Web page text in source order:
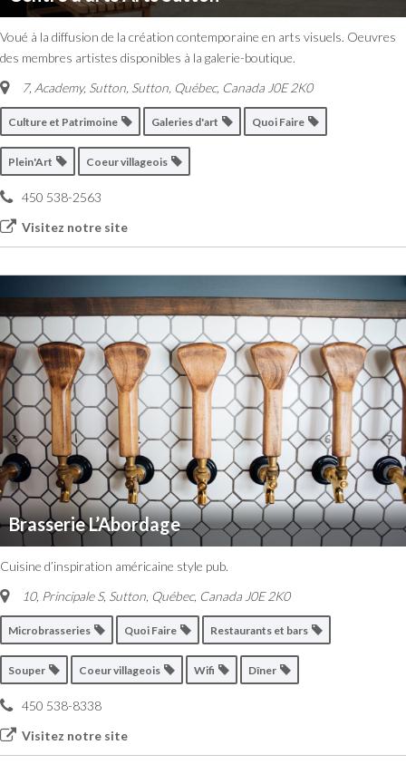
Voué à la diffusion de la création contemporaine en arts visuels. Oeuvres
des membres artistes disponibles à la galerie-boutique.
7, Academy, Sutton Sutton, Québec, Canada J0E 2K0
Culture et Patrimoine Galeries d'art Quoi Faire
Plein'Art Coeur villageois
450 538-2563
Visitez notre site
Brasserie L’Abordage
Cuisine d’inspiration américaine style pub.
10, Principale S, Sutton Québec, Canada J0E 2K0
Microbrasseries Quoi Faire Restaurants et bars
Souper Coeur villageois Wifi Dîner
450 538-8338
Visitez notre site